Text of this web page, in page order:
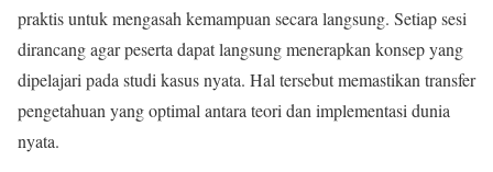
praktis untuk mengasah kemampuan secara langsung. Setiap sesi
dirancang agar peserta dapat langsung menerapkan konsep yang
dipelajari pada studi kasus nyata. Hal tersebut memastikan transfer
pengetahuan yang optimal antara teori dan implementasi dunia
nyata.